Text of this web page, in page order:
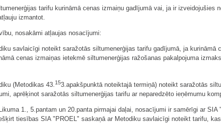
tarifu kurināmā cenas izmaiņu gadījumā vai, ja ir izveidojušies
izmantot.
nosakāmi atļaujas nosacījumi:
savlaicīgi noteikt saražotās siltumenerģijas tarifu gadījumā, ja kurināmā
cenas izmaiņas ietekmē siltumenerģijas ražošanas pakalpojuma
(Metodikas 43.153.apakšpunktā noteiktajā termiņā) noteikt saražotās
aprēķinot saražotās siltumenerģijas tarifu ar neparedzēto ieņēmumu
1., 5.pantam un 20.panta pirmajai daļai, nosacījumi ir samērīgi ar
tiesības SIA "PROEL" saskaņā ar Metodiku savlaicīgi noteikt tarifu,